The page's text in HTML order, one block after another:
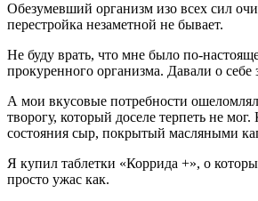
Обезумевший организм изо всех сил
перестройка незаметной не бывает.
Не буду врать, что мне было по-
прокуренного организма. Давали о себе
А мои вкусовые потребности
творогу, который доселе терпеть не
состояния сыр, покрытый масляными
Я купил таблетки «Коррида +», о
просто ужас как.